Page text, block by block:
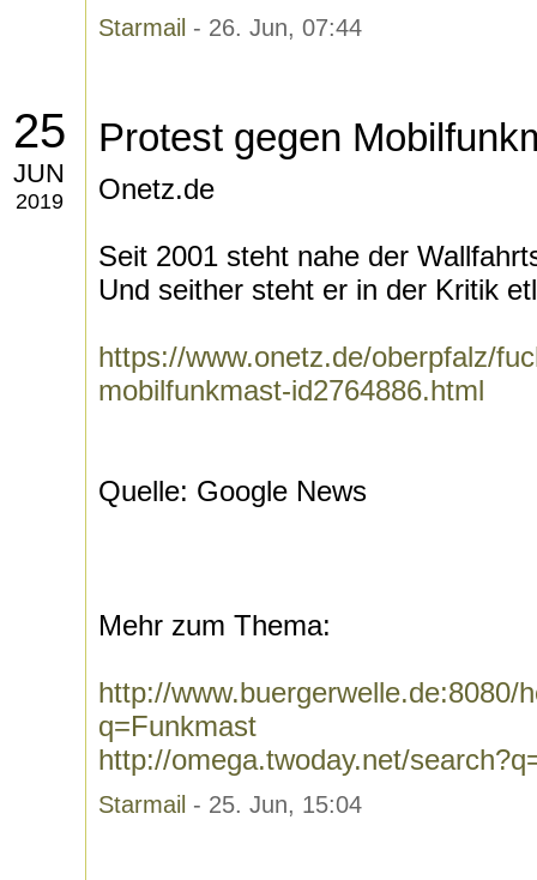
Starmail - 26. Jun, 07:44
25
JUN
2019
Protest gegen
Onetz.de
Seit 2001 steht nahe der
Und seither steht er in der Kritik
https://www.onetz.de/oberpfalz/
mobilfunkmast-id2764886.html
Quelle: Google News
Mehr zum Thema:
http://www.buergerwelle.de:8080/
q=Funkmast
http://omega.twoday.net/
Starmail - 25. Jun, 15:04